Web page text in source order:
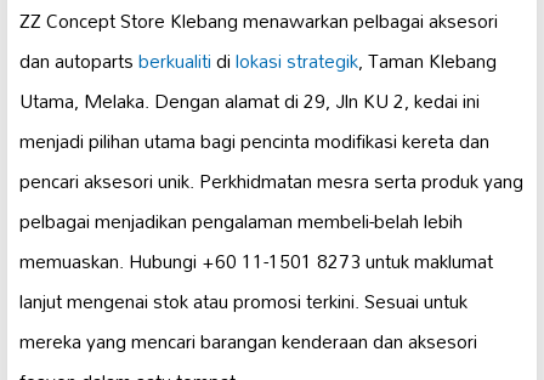
ZZ Concept Store Klebang menawarkan pelbagai aksesori
dan autopartsberkualitidilokasi strategik, Taman Klebang
Utama, Melaka. Dengan alamat di 29, Jln KU 2, kedai ini
menjadi pilihan utama bagi pencinta modifikasi kereta dan
pencari aksesori unik. Perkhidmatan mesra serta produk yang
pelbagai menjadikan pengalaman membeli-belah lebih
memuaskan. Hubungi +60 11-1501 8273 untuk maklumat
lanjut mengenai stok atau promosi terkini. Sesuai untuk
mereka yang mencari barangan kenderaan dan aksesori